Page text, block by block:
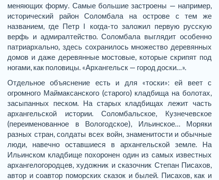
меняющих форму. Самые большие застроены — например,
исторический район Соломбала на острове с тем же
названием, где Петр I когда-то заложил первую русскую
верфь и адмиралтейство. Соломбала выглядит особенно
патриархально, здесь сохранилось множество деревянных
домов и даже деревянные мостовые, которые скрипят под
ногами, как половицы. «Архангельск — город доски…».
Отдельное объяснение есть и для «тоски»: ей веет с
огромного Маймаксанского (старого) кладбища на болотах,
засыпанных песком. На старых кладбищах лежит часть
архангельской истории. Соломбальское, Кузнечевское
(переименованное в Вологодское), Ильинское… Моряки
разных стран, солдаты всех войн, знаменитости и обычные
люди, навечно оставшиеся в архангельской земле. На
Ильинском кладбище похоронен один из самых известных
архангелогородцев, художник и сказочник Степан Писахов,
автор и соавтор поморских сказок и былей. Писахов, как и